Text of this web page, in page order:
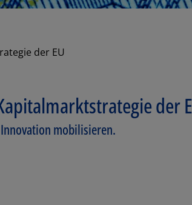
der EU
der
mobilisieren.